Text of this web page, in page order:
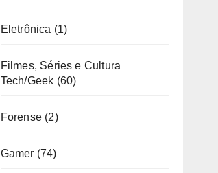
Eletrônica (1)
Filmes, Séries e Cultura
Tech/Geek (60)
Forense(2)
Gamer (74)